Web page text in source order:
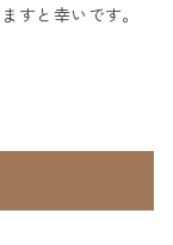
すと幸いです。